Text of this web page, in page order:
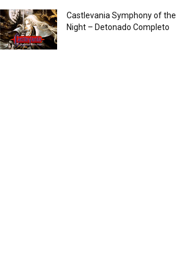
Castlevania Symphony of the
Night – Detonado Completo